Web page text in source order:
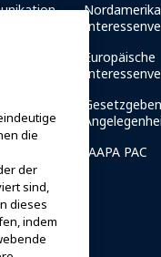
die
Europäische
IAAPA PAC
die
der
sind,
dieses
indem